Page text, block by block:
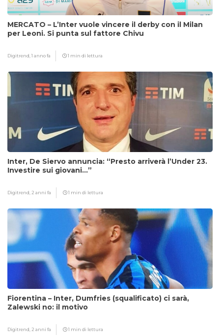
MERCATO – L’Inter vuole vincere il derby con il Milan
per Leoni. Si punta sul fattore Chivu
Digitrend,1 anno fa 1 min di lettura
Inter, De Siervo annuncia: “Presto arriverà l’Under 23.
Investire sui giovani…”
Digitrend, 2 anni fa 1 min di lettura
Fiorentina – Inter, Dumfries (squalificato) ci sarà,
Zalewski no: il motivo
Digitrend, 2 anni fa 1 min di lettura